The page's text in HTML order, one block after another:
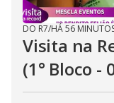
DO R7/HÁ 56
Visita na
(1° Bloco -